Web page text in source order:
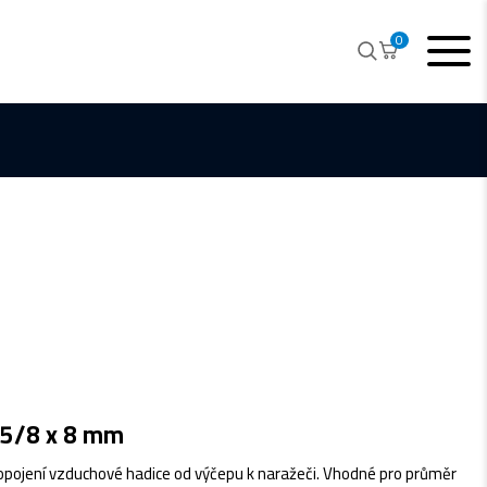
0
5/8 x 8 mm
vzduchové hadice od výčepu k naražeči. Vhodné pro průměr